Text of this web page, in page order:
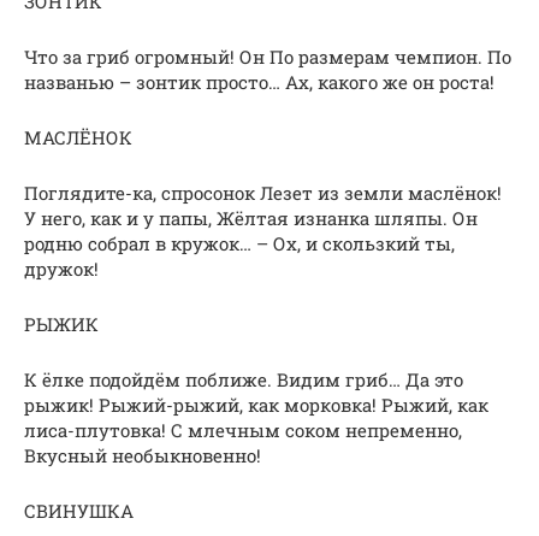
Что за гриб огромный! Он По размерам чемпион. По
названью – зонтик просто… Ах, какого же он роста!
МАСЛЁНОК
Поглядите-ка, спросонок Лезет из земли маслёнок!
У него, как и у папы, Жёлтая изнанка шляпы. Он
родню собрал в кружок… – Ох, и скользкий ты,
дружок!
РЫЖИК
К ёлке подойдём поближе. Видим гриб… Да это
рыжик! Рыжий-рыжий, как морковка! Рыжий, как
лиса-плутовка! С млечным соком непременно,
Вкусный необыкновенно!
СВИНУШКА